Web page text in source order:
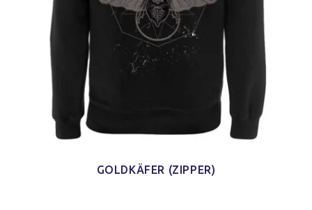
GOLDKÄFER (ZIPPER)